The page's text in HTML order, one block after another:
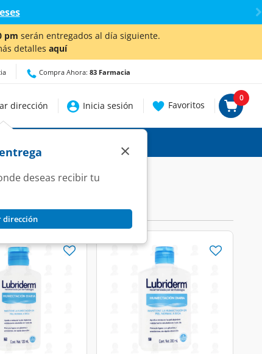
pm serán entregados al día siguiente.
detalles aquí
Compra Ahora: 83 Farmacia
dirección
deseas recibir tu
dirección
×
Inicia sesión Favoritos
0